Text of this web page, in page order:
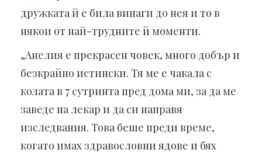
дружката й е била винаги до нея и то в
някои от най-трудните й моменти.
„Анелия е прекрасен човек, много добър и
безкрайно истински. Тя ме е чакала с
колата в 7 сутринта пред дома ми, за да ме
заведе на лекар и да си направя
изследвания. Това беше преди време,
когато имах здравословни ядове и бях